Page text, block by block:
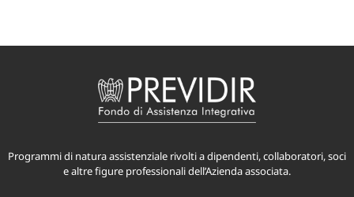
Programmi di natura assistenziale rivolti a dipendenti, collaboratori, soci
e altre figure professionali dell’Azienda associata.